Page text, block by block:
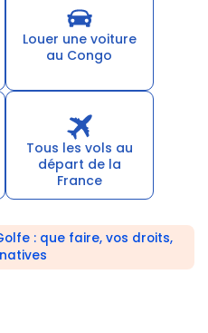
Louer une voiture
au Congo
Tous les vols au
départ de la
France
: que faire, vos droits,